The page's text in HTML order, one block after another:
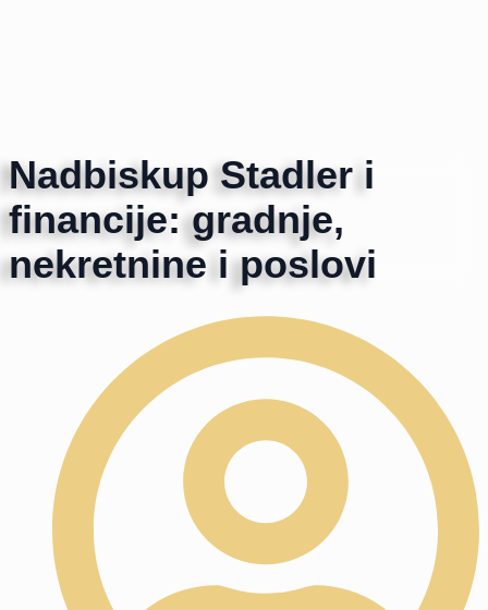
Nadbiskup Stadler i
financije: gradnje,
nekretnine i poslovi